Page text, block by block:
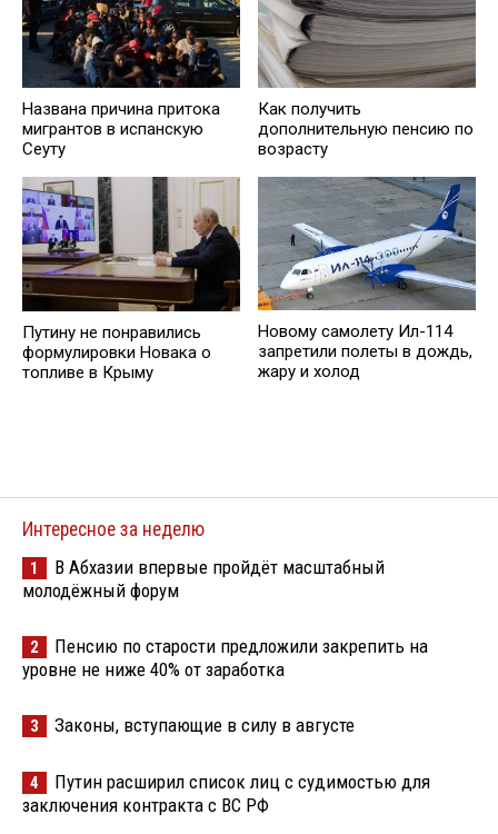
Названа причина притока
мигрантов в испанскую
Сеуту
Как получить
дополнительную пенсию по
возрасту
️Путину не понравились
формулировки Новака о
топливе в Крыму
Новому самолету Ил-114
запретили полеты в дождь,
жару и холод
Интересное за неделю
1
В Абхазии впервые пройдёт масштабный
молодёжный форум
2
Пенсию по старости предложили закрепить на
уровне не ниже 40% от заработка
3 Законы, вступающие в силу в августе
4
Путин расширил список лиц с судимостью для
заключения контракта с ВС РФ